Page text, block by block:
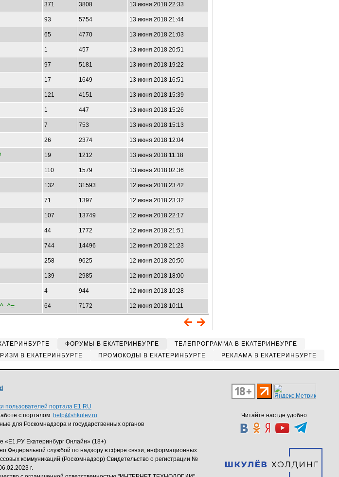
371 3808 13 июня 2018 22:33
93 5754 13 июня 2018 21:44
65 4770 13 июня 2018 21:03
1 457 13 июня 2018 20:51
97 5181 13 июня 2018 19:22
17 1649 13 июня 2018 16:51
121 4151 13 июня 2018 15:39
1 447 13 июня 2018 15:26
7 753 13 июня 2018 15:13
26 2374 13 июня 2018 12:04
19 1212 13 июня 2018 11:18
110 1579 13 июня 2018 02:36
132 31593 12 июня 2018 23:42
71 1397 12 июня 2018 23:32
107 13749 12 июня 2018 22:17
44 1772 12 июня 2018 21:51
744 14496 12 июня 2018 21:23
258 9625 12 июня 2018 20:50
139 2985 12 июня 2018 18:00
4 944 12 июня 2018 10:28
64 7172 12 июня 2018 10:11
ФОРУМЫ В ЕКАТЕРИНБУРГЕ
ТЕЛЕПРОГРАММА В ЕКАТЕРИНБУРГЕ
В ЕКАТЕРИНБУРГЕ ПРОМОКОДЫ В ЕКАТЕРИНБУРГЕ РЕКЛАМА В ЕКАТЕРИНБУРГЕ
Читайте нас где удобно
пользователей портала E1.RU
с порталом: help@shkulev.ru
для Роскомнадзора и государственных органов
«Е1.РУ Екатеринбург Онлайн» (18+)
Федеральной службой по надзору в сфере связи, информационных
коммуникаций (Роскомнадзор) Свидетельство о регистрации №
г.